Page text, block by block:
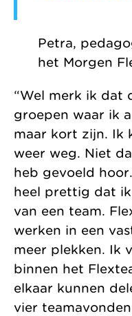
Petra,
het Morgen
“Wel merk ik dat
groepen waar ik
maar kort zijn. Ik
weer weg. Niet
heb gevoeld
heel prettig dat
van een team.
werken in een
meer plekken. Ik
binnen het
elkaar kunnen
vier